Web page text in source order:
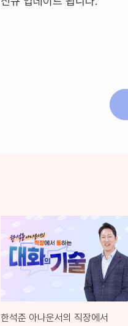
한석준 아나운서의 직장에서